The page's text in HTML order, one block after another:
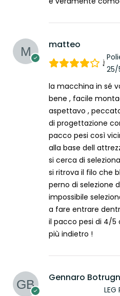
matteo
25/
la macchina in sé
bene , facile
aspettavo ,
di progettazione
pacco pesi così
alla base dell
si cerca di
si ritrova il filo che
perno di selezione
impossibile
a fare entrare
il pacco pesi di 4/5
più indietro !
Gennaro
LEG